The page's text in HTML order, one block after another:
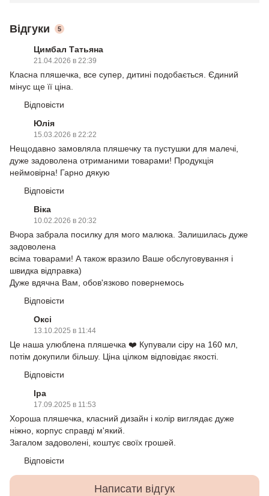
Відгуки 5
Цимбал Татьяна
21.04.2026 в 22:39
Класна пляшечка, все супер, дитині подобається. Єдиний
мінус ще її ціна.
Відповісти
Юлія
15.03.2026 в 22:22
Нещодавно замовляла пляшечку та пустушки для малечі,
дуже задоволена отриманими товарами! Продукція
неймовірна! Гарно дякую
Відповісти
Віка
10.02.2026 в 20:32
Вчора забрала посилку для мого малюка. Залишилась дуже
задоволена
всіма товарами! А також вразило Ваше обслуговування і
швидка відправка)
Дуже вдячна Вам, обов'язково повернемось
Відповісти
Оксі
13.10.2025 в 11:44
Це наша улюблена пляшечка ❤️ Купували сіру на 160 мл,
потім докупили більшу. Ціна цілком відповідає якості.
Відповісти
Іра
17.09.2025 в 11:53
Хороша пляшечка, класний дизайн і колір виглядає дуже
ніжно, корпус справді м'який.
Загалом задоволені, коштує своїх грошей.
Відповісти
Написати відгук